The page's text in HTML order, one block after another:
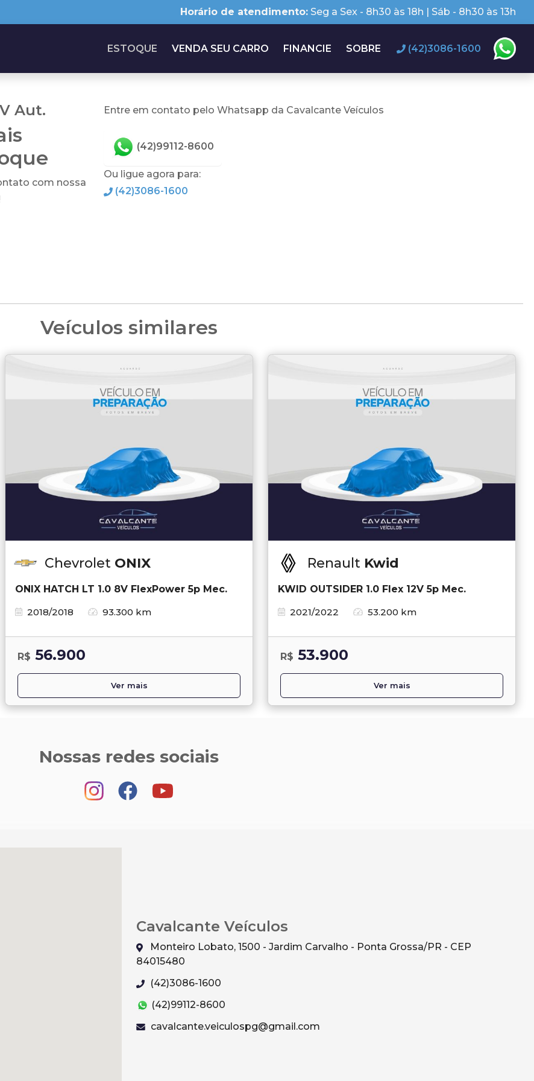
Horário de atendimento: Seg a Sex - 8h30 às 18h | Sáb - 8h30 às 13h
ESTOQUE VENDA SEU CARRO FINANCIE SOBRE (42)3086-1600
Aut.
com nossa
Entre em contato pelo Whatsapp da Cavalcante Veículos
(42)99112-8600
Ou ligue agora para:
(42)3086-1600
Veículos similares
Chevrolet ONIX
ONIX HATCH LT 1.0 8V FlexPower 5p Mec.
2018/2018
93.300 km
R$ 56.900
Ver mais
Renault Kwid
KWID OUTSIDER 1.0 Flex 12V 5p Mec.
2021/2022
53.200 km
R$ 53.900
Ver mais
Nossas redes sociais
Cavalcante Veículos
Monteiro Lobato, 1500 - Jardim Carvalho - Ponta Grossa/PR - CEP
84015480
(42)3086-1600
(42)99112-8600
cavalcante.veiculospg@gmail.com